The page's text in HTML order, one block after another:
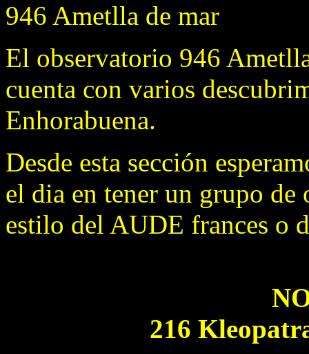
946 Ametlla de mar
El observatorio 946
cuenta con varios
Enhorabuena.
Desde esta sección
el dia en tener un grupo de
estilo del AUDE frances o
216